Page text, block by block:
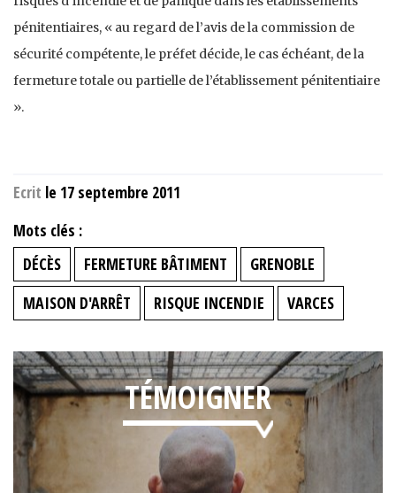
pénitentiaires, « au regard de l’avis de la commission de
sécurité compétente, le préfet décide, le cas échéant, de la
fermeture totale ou partielle de l’établissement pénitentiaire
».
Ecrit le 17 septembre 2011
Mots clés :
DÉCÈS
FERMETURE BÂTIMENT
GRENOBLE
MAISON D'ARRÊT
RISQUE INCENDIE VARCES
TÉMOIGNER